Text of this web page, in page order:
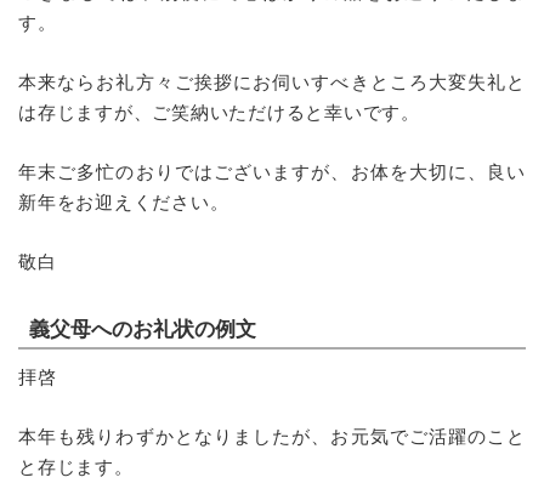
す。
本来ならお礼方々ご挨拶にお伺いすべきところ大変失礼と
は存じますが、ご笑納いただけると幸いです。
年末ご多忙のおりではございますが、お体を大切に、良い
新年をお迎えください。
敬白
義父母へのお礼状の例文
拝啓
本年も残りわずかとなりましたが、お元気でご活躍のこと
と存じます。